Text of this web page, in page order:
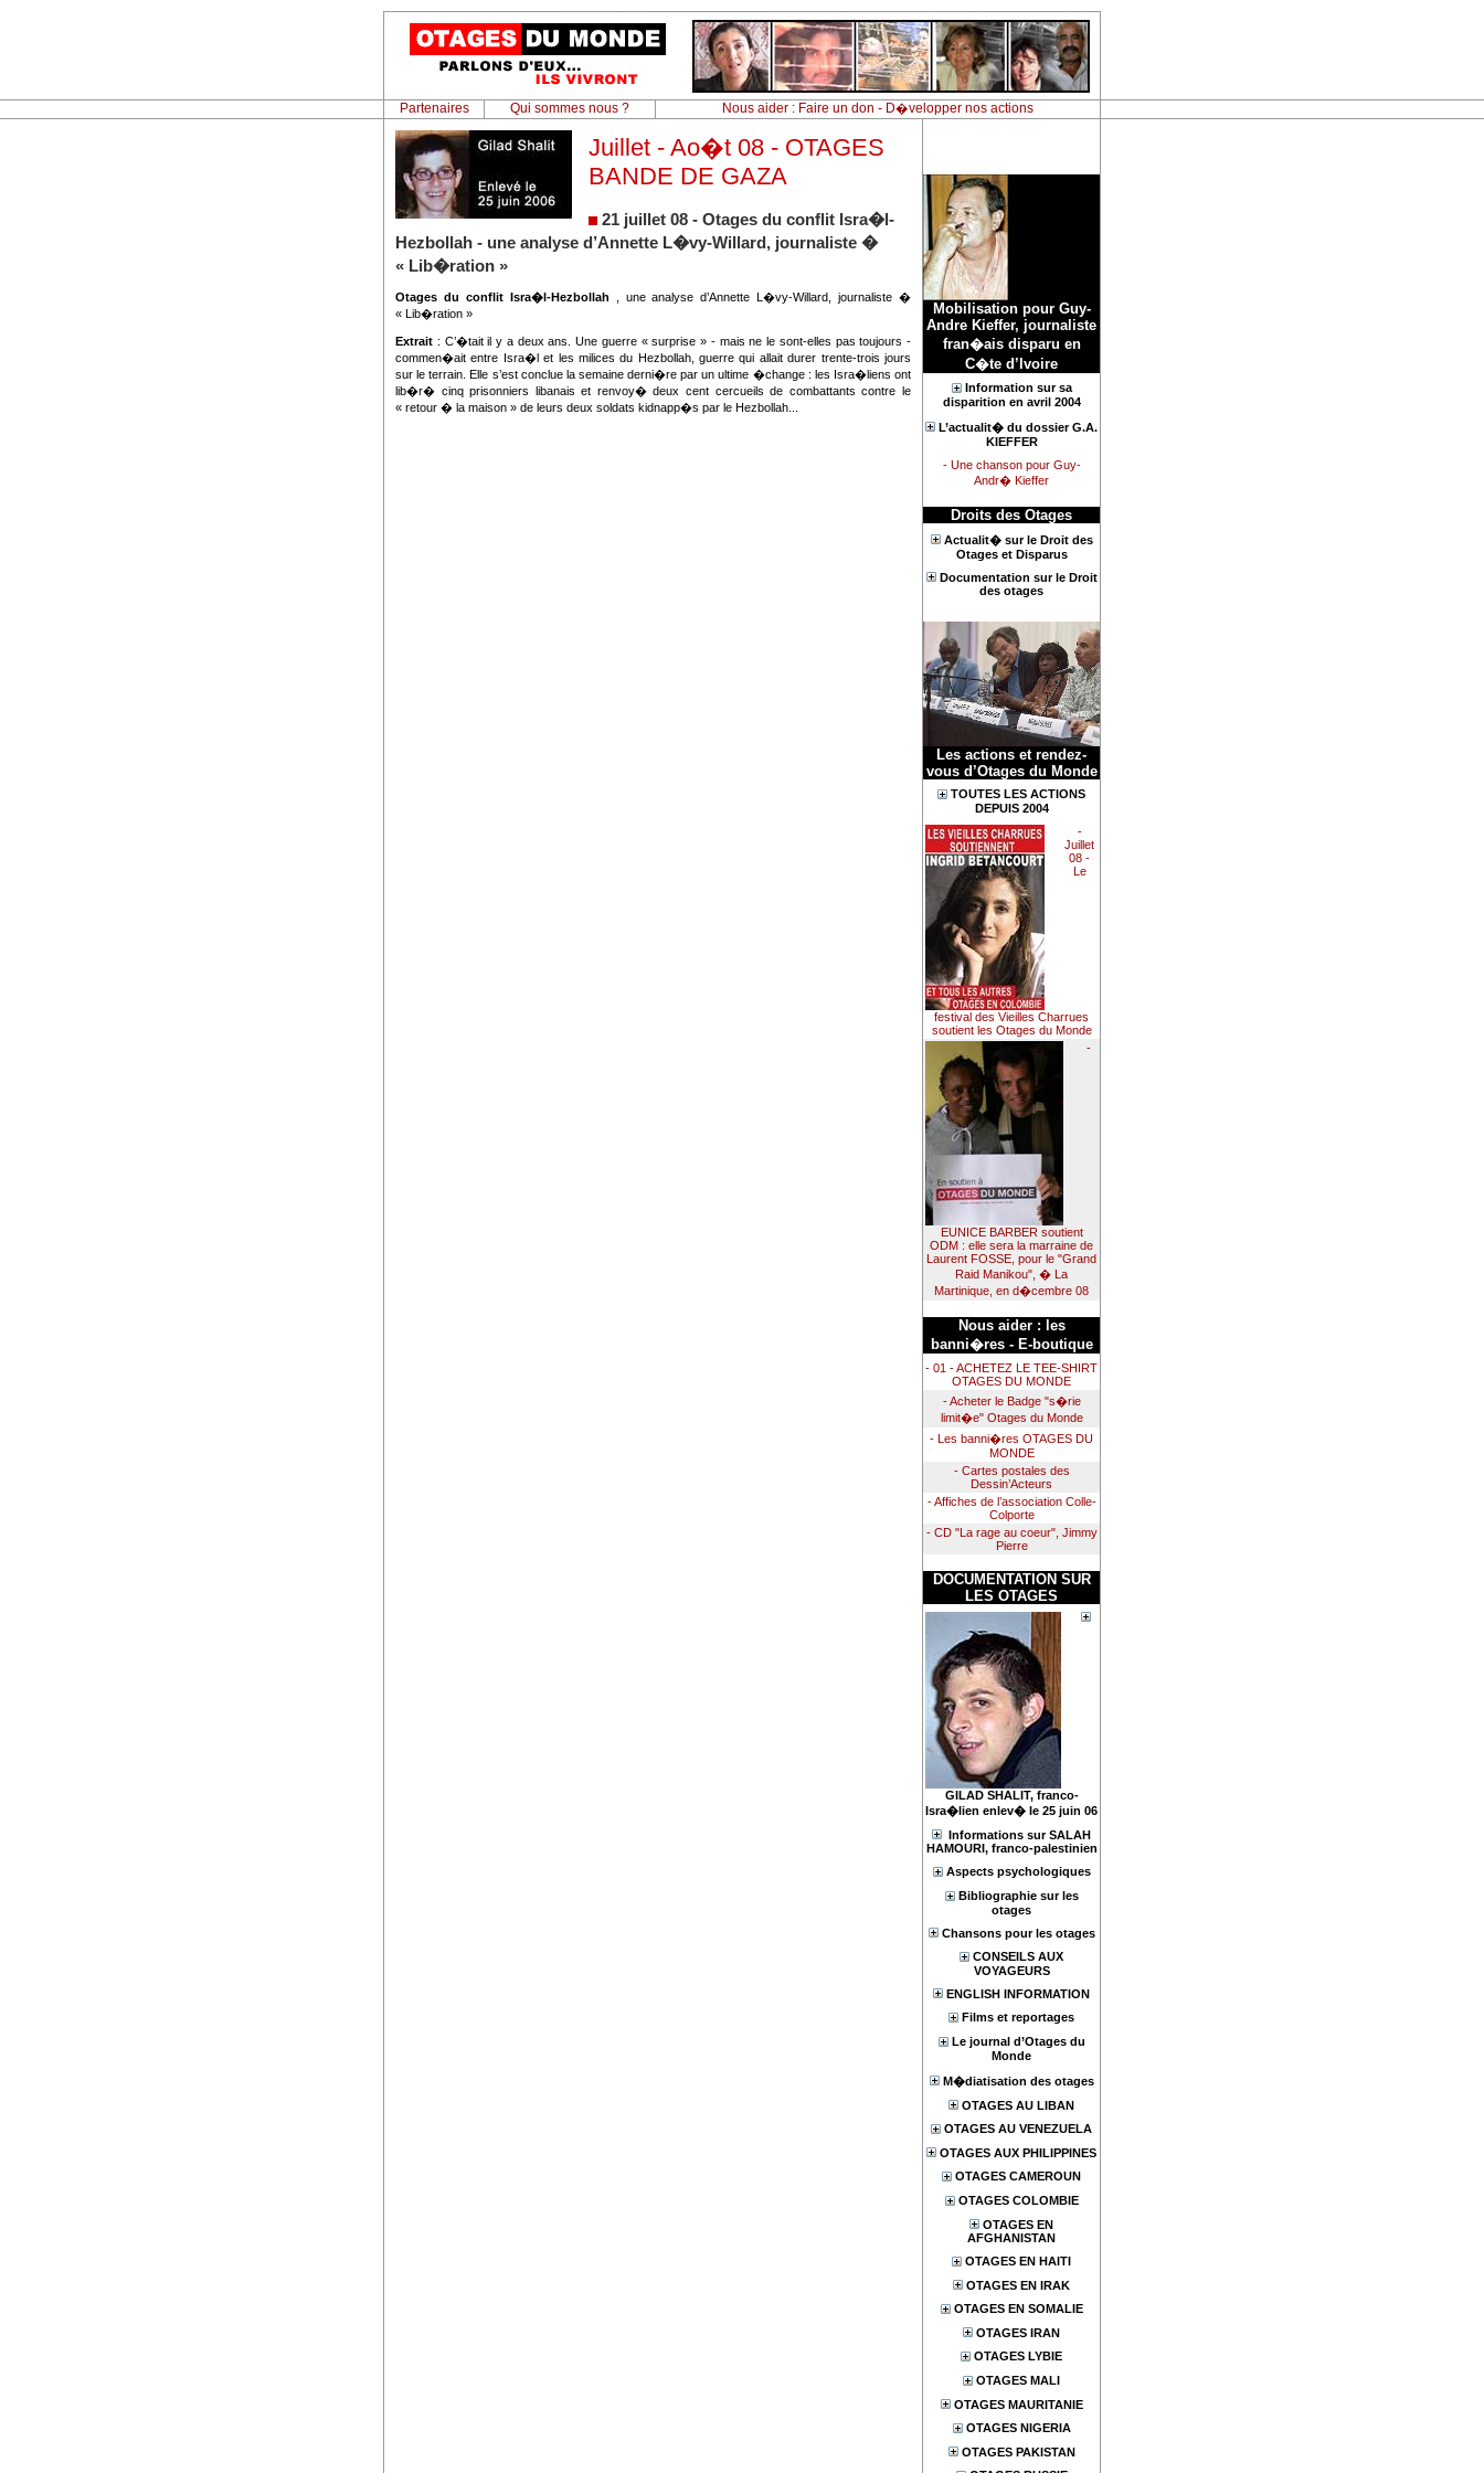
Partenaires Qui sommes nous ? Nous aider : Faire un don - D�velopper nos actions
Mobilisation pour Guy-
Andre Kieffer, journaliste
fran�ais disparu en
C�te d’Ivoire
Information sur sa
disparition en avril 2004
L’actualit� du dossier G.A.
KIEFFER
- Une chanson pour Guy-
Andr� Kieffer
Droits des Otages
Actualit� sur le Droit des
Otages et Disparus
Documentation sur le Droit
des otages
Les actions et rendez-
vous d’Otages du Monde
TOUTES LES ACTIONS
DEPUIS 2004
-
Juillet
08 -
Le
festival des Vieilles Charrues
soutient les Otages du Monde
-
EUNICE BARBER soutient
ODM : elle sera la marraine de
Laurent FOSSE, pour le "Grand
Raid Manikou", � La
Martinique, en d�cembre 08
Nous aider : les
banni�res - E-boutique
- 01 - ACHETEZ LE TEE-SHIRT
OTAGES DU MONDE
- Acheter le Badge "s�rie
limit�e" Otages du Monde
- Les banni�res OTAGES DU
MONDE
- Cartes postales des
Dessin’Acteurs
- Affiches de l’association Colle-
Colporte
- CD "La rage au coeur", Jimmy
Pierre
DOCUMENTATION SUR
LES OTAGES
GILAD SHALIT, franco-
Isra�lien enlev� le 25 juin 06
Informations sur SALAH
HAMOURI, franco-palestinien
Aspects psychologiques
Bibliographie sur les
otages
Chansons pour les otages
CONSEILS AUX
VOYAGEURS
ENGLISH INFORMATION
Films et reportages
Le journal d’Otages du
Monde
M�diatisation des otages
OTAGES AU LIBAN
OTAGES AU VENEZUELA
OTAGES AUX PHILIPPINES
OTAGES CAMEROUN
OTAGES COLOMBIE
OTAGES EN
AFGHANISTAN
OTAGES EN HAITI
OTAGES EN IRAK
OTAGES EN SOMALIE
OTAGES IRAN
OTAGES LYBIE
OTAGES MALI
OTAGES MAURITANIE
OTAGES NIGERIA
OTAGES PAKISTAN
Juillet - Ao�t 08 - OTAGES
BANDE DE GAZA
21 juillet 08 - Otages du conflit Isra�l-
Hezbollah - une analyse d’Annette L�vy-Willard, journaliste �
« Lib�ration »
Otages du conflit Isra�l-Hezbollah , une analyse d’Annette L�vy-Willard, journaliste �
« Lib�ration »
Extrait : C’�tait il y a deux ans. Une guerre « surprise » - mais ne le sont-elles pas toujours -
commen�ait entre Isra�l et les milices du Hezbollah, guerre qui allait durer trente-trois jours
sur le terrain. Elle s’est conclue la semaine derni�re par un ultime �change : les Isra�liens ont
lib�r� cinq prisonniers libanais et renvoy� deux cent cercueils de combattants contre le
« retour � la maison » de leurs deux soldats kidnapp�s par le Hezbollah...